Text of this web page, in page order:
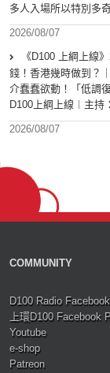
多人入場所以特別多
2026/08/07
《D100 上綱上線
錢！香港幾時做到？
介蠢蠢欲動！「低調
D100上綱上線︱主持
2026/08/07
COMMUNITY
D100 Radio
上環D100 Facebook
Youtube
e-shop
Patreon